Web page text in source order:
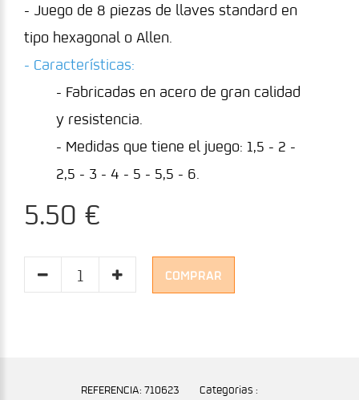
- Juego de 8 piezas de llaves standard en
tipo hexagonal o Allen.
- Características:
- Fabricadas en acero de gran calidad
y resistencia.
- Medidas que tiene el juego: 1,5 - 2 -
2,5 - 3 - 4 - 5 - 5,5 - 6.
5.50 €
COMPRAR
REFERENCIA: 710623 Categorias :